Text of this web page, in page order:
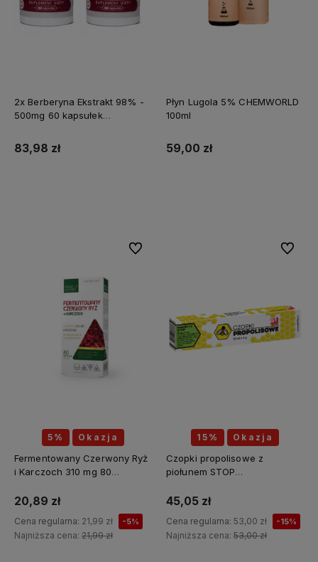
2x Berberyna Ekstrakt 98% -
500mg 60 kapsułek
83,98 zł
Płyn Lugola 5% CHEMWORLD
100ml
59,00 zł
5% Okazja
Fermentowany Czerwony Ryż
i Karczoch 310 mg 80
20,89 zł
Cena regularna: 21,99 zł -5%
Najniższa cena: 21,99 zł
Do ulubionych
15% Okazja
Czopki propolisowe z
piołunem STOP
wrotycz, zielony orzech,
szałwia, kłącze tataraku,
konopia siewna) 12 sztuk x 2g
API Effect
45,05 zł
Cena regularna: 53,00 zł -15%
Najniższa cena: 53,00 zł
Do